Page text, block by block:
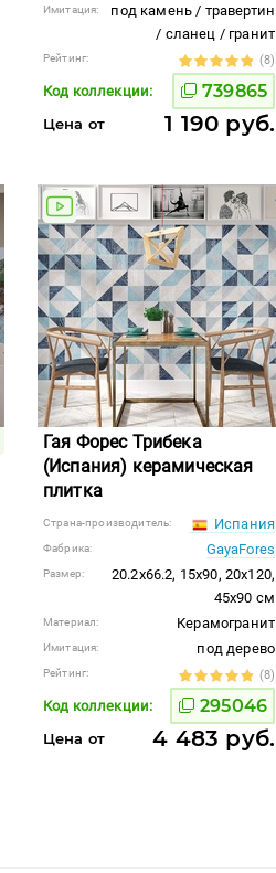
Имитация:
под камень / травертин
/ сланец / гранит
Рейтинг: (8)
Код коллекции: 739865
Цена от 1 190 руб.
Гая Форес Трибека
(Испания) керамическая
плитка
Страна-производитель: Испания
Фабрика: GayaFores
Размер:
20.2x66.2, 15x90, 20x120,
45x90 см
Материал: Керамогранит
Имитация: под дерево
Рейтинг: (8)
Код коллекции: 295046
Цена от 4 483 руб.